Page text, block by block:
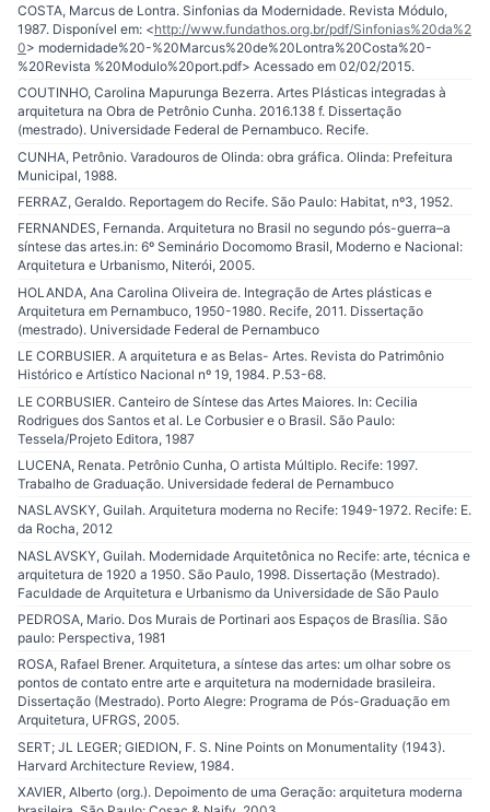
COSTA, Marcus de Lontra. Sinfonias da Modernidade. Revista Módulo,
1987. Disponível em: <http://www.fundathos.org.br/pdf/Sinfonias%20da%2
0> modernidade%20-%20Marcus%20de%20Lontra%20Costa%20-
%20Revista %20Modulo%20port.pdf> Acessado em 02/02/2015.
COUTINHO, Carolina Mapurunga Bezerra. Artes Plásticas integradas à
arquitetura na Obra de Petrônio Cunha. 2016.138 f. Dissertação
(mestrado). Universidade Federal de Pernambuco. Recife.
CUNHA, Petrônio. Varadouros de Olinda: obra gráfica. Olinda: Prefeitura
Municipal, 1988.
FERRAZ, Geraldo. Reportagem do Recife. São Paulo: Habitat, nº3, 1952.
FERNANDES, Fernanda. Arquitetura no Brasil no segundo pós-guerra–a
síntese das artes.in: 6º Seminário Docomomo Brasil, Moderno e Nacional:
Arquitetura e Urbanismo, Niterói, 2005.
HOLANDA, Ana Carolina Oliveira de. Integração de Artes plásticas e
Arquitetura em Pernambuco, 1950-1980. Recife, 2011. Dissertação
(mestrado). Universidade Federal de Pernambuco
LE CORBUSIER. A arquitetura e as Belas- Artes. Revista do Patrimônio
Histórico e Artístico Nacional nº 19, 1984. P.53-68.
LE CORBUSIER. Canteiro de Síntese das Artes Maiores. In: Cecilia
Rodrigues dos Santos et al. Le Corbusier e o Brasil. São Paulo:
Tessela/Projeto Editora, 1987
LUCENA, Renata. Petrônio Cunha, O artista Múltiplo. Recife: 1997.
Trabalho de Graduação. Universidade federal de Pernambuco
NASLAVSKY, Guilah. Arquitetura moderna no Recife: 1949-1972. Recife: E.
da Rocha, 2012
NASLAVSKY, Guilah. Modernidade Arquitetônica no Recife: arte, técnica e
arquitetura de 1920 a 1950. São Paulo, 1998. Dissertação (Mestrado).
Faculdade de Arquitetura e Urbanismo da Universidade de São Paulo
PEDROSA, Mario. Dos Murais de Portinari aos Espaços de Brasília. São
paulo: Perspectiva, 1981
ROSA, Rafael Brener. Arquitetura, a síntese das artes: um olhar sobre os
pontos de contato entre arte e arquitetura na modernidade brasileira.
Dissertação (Mestrado). Porto Alegre: Programa de Pós-Graduação em
Arquitetura, UFRGS, 2005.
SERT; JL LEGER; GIEDION, F. S. Nine Points on Monumentality (1943).
Harvard Architecture Review, 1984.
XAVIER, Alberto (org.). Depoimento de uma Geração: arquitetura moderna